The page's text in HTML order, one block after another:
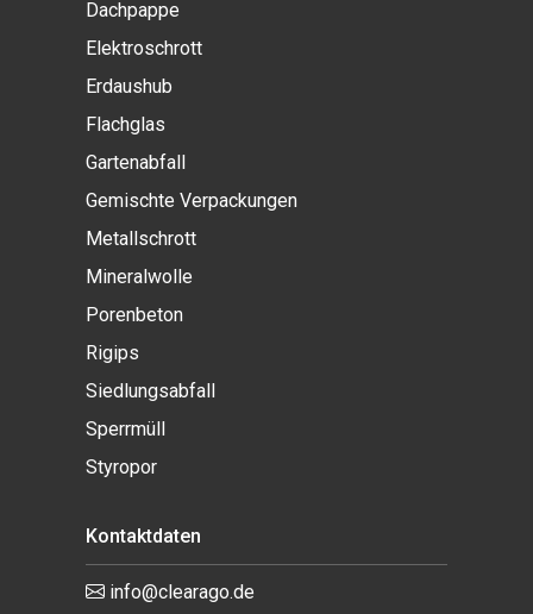
Dachpappe
Elektroschrott
Erdaushub
Flachglas
Gartenabfall
Gemischte Verpackungen
Metallschrott
Mineralwolle
Porenbeton
Rigips
Siedlungsabfall
Sperrmüll
Styropor
Kontaktdaten
info@clearago.de